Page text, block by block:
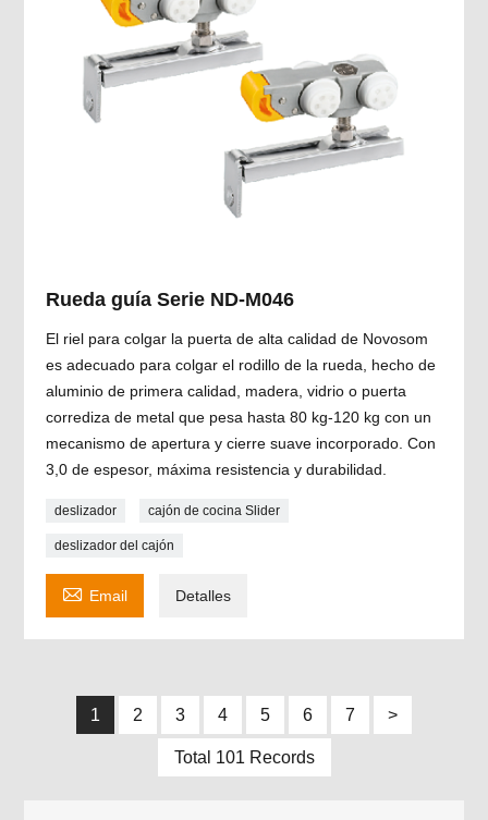
Rueda guía Serie ND-M046
El riel para colgar la puerta de alta calidad de Novosom
es adecuado para colgar el rodillo de la rueda, hecho de
aluminio de primera calidad, madera, vidrio o puerta
corrediza de metal que pesa hasta 80 kg-120 kg con un
mecanismo de apertura y cierre suave incorporado. Con
3,0 de espesor, máxima resistencia y durabilidad.
deslizador cajón de cocina Slider
deslizador del cajón
 Email Detalles
1 2 3 4 5 6 7 >
Total 101 Records